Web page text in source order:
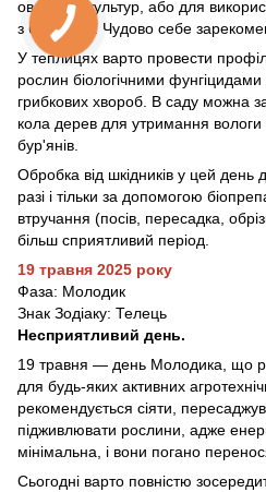
овочевих культур, або для
з бур'яном. Чудово себе
У теплицях варто провести
рослин біологічними
грибкових хвороб. В саду можна
кола дерев для утримання вологи
бур'янів.
Обробка від шкідників у цей
разі і тільки за допомогою
втручання (посів, пересадка,
більш сприятливий період.
19 травня 2025 року
Фаза: Молодик
Знак Зодіаку: Телець
Несприятливий день.
19 травня — день Молодика, що
для будь-яких активних
рекомендується сіяти,
підживлювати рослини, адже
мінімальна, і вони погано
Сьогодні варто повністю